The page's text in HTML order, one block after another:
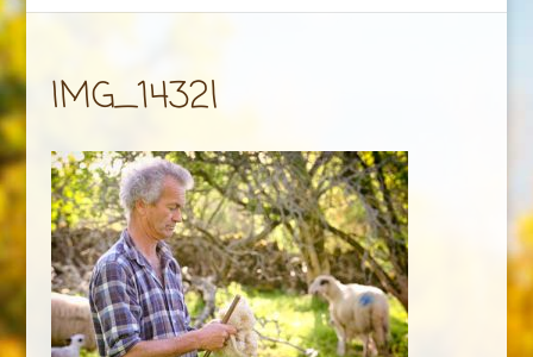
IMG_1432l